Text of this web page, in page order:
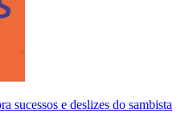
sucessos e deslizes do sambista